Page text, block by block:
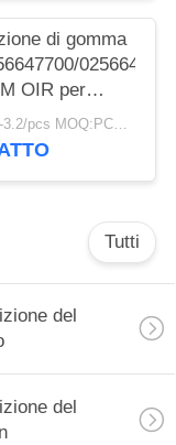
di gomma
OIR per
di BPW per il
USD2.46-3.2/pcs MOQ:PCS 1000
Tutti
del
del